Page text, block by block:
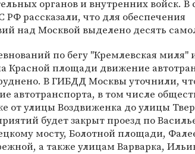
органов и внутренних войск. В
РФ рассказали, что для обеспечения
над Москвой выделено десять
по бегу "Кремлевская миля"
Красной площади движение
В ГИБДД Москвы уточнили,
автотранспорта, в том числе
от улицы Воздвиженка до улицы
будет закрыт проезд по
мосту, Болотной площади,
а также улицам Варварка,